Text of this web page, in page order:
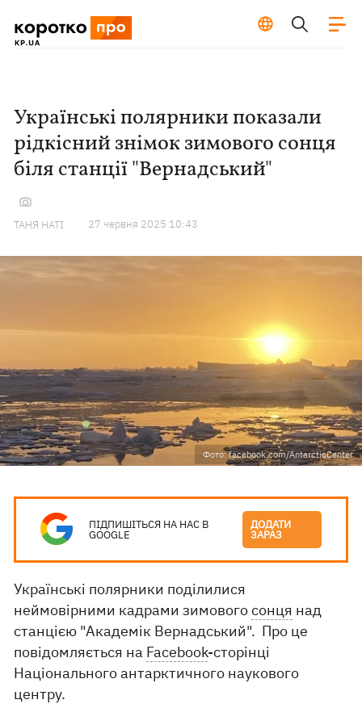
Українські полярники показали
рідкісний знімок зимового сонця
біля станції "Вернадський"
ТАНЯ НАТІ 27 червня 2025 10:43
Фото: facebook.com/AntarcticCenter
ПІДПИШІТЬСЯ НА НАС В
GOOGLE
ДОДАТИ
ЗАРАЗ
Українські полярники поділилися
неймовірними кадрами зимовогосонця над
станцією "Академік Вернадський". Про це
повідомляється на Facebook-сторінці
Національного антарктичного наукового
центру.